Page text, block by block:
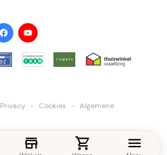
Privacy Cookies
Algemene